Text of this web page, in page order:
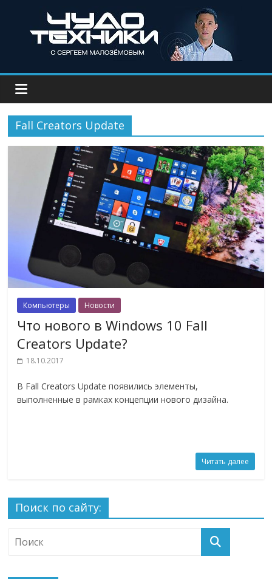
Fall Creators Update
Компьютеры Новости
Что нового в Windows 10 Fall
Creators Update?
18.10.2017
В Fall Creators Update появились элементы,
выполненные в рамках концепции нового дизайна.
Читать далее
Поиск по сайту: